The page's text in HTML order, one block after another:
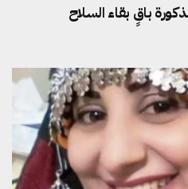
باقٍ بقاء السلاح